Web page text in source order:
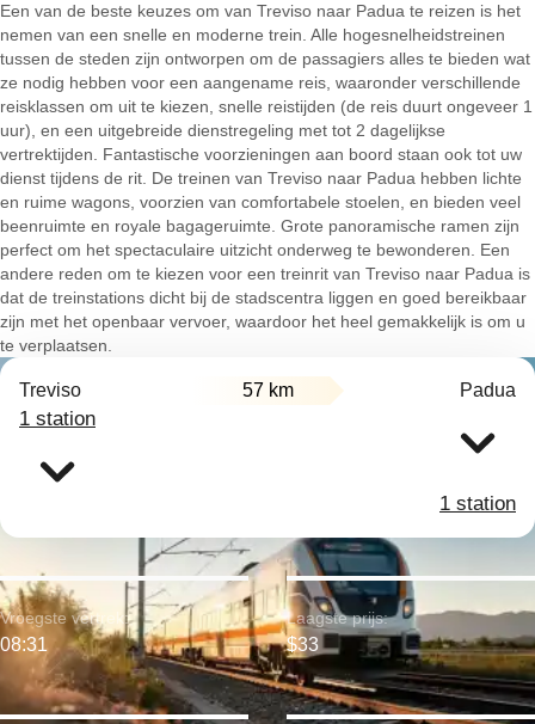
Een van de beste keuzes om van Treviso naar Padua te reizen is het
nemen van een snelle en moderne trein. Alle hogesnelheidstreinen
tussen de steden zijn ontworpen om de passagiers alles te bieden wat
ze nodig hebben voor een aangename reis, waaronder verschillende
reisklassen om uit te kiezen, snelle reistijden (de reis duurt ongeveer 1
uur), en een uitgebreide dienstregeling met tot 2 dagelijkse
vertrektijden. Fantastische voorzieningen aan boord staan ook tot uw
dienst tijdens de rit. De treinen van Treviso naar Padua hebben lichte
en ruime wagons, voorzien van comfortabele stoelen, en bieden veel
beenruimte en royale bagageruimte. Grote panoramische ramen zijn
perfect om het spectaculaire uitzicht onderweg te bewonderen. Een
andere reden om te kiezen voor een treinrit van Treviso naar Padua is
dat de treinstations dicht bij de stadscentra liggen en goed bereikbaar
zijn met het openbaar vervoer, waardoor het heel gemakkelijk is om u
te verplaatsen.
Treviso 57 km Padua
1 station
1 station
Vroegste vertrek:
08:31
Laagste prijs:
$33